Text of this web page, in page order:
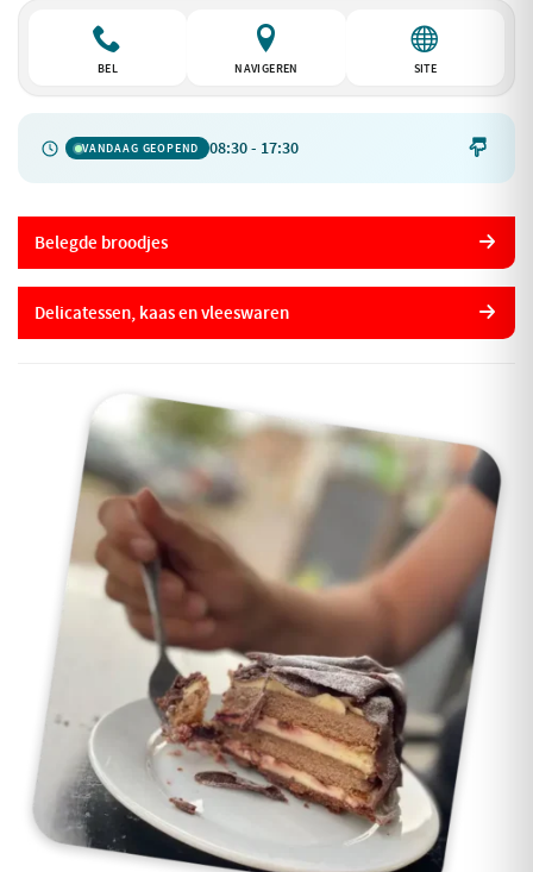
BEL NAVIGEREN SITE
VANDAAG GEOPEND 08:30 - 17:30 
Belegde broodjes
Delicatessen, kaas en vleeswaren